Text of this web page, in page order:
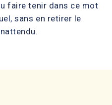
faire tenir dans ce mot
sans en retirer le